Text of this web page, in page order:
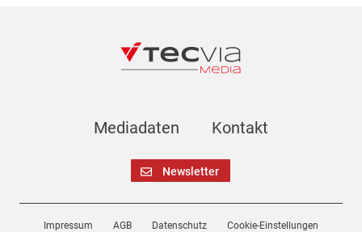
Mediadaten Kontakt
Newsletter
Impressum AGB Datenschutz Cookie-Einstellungen